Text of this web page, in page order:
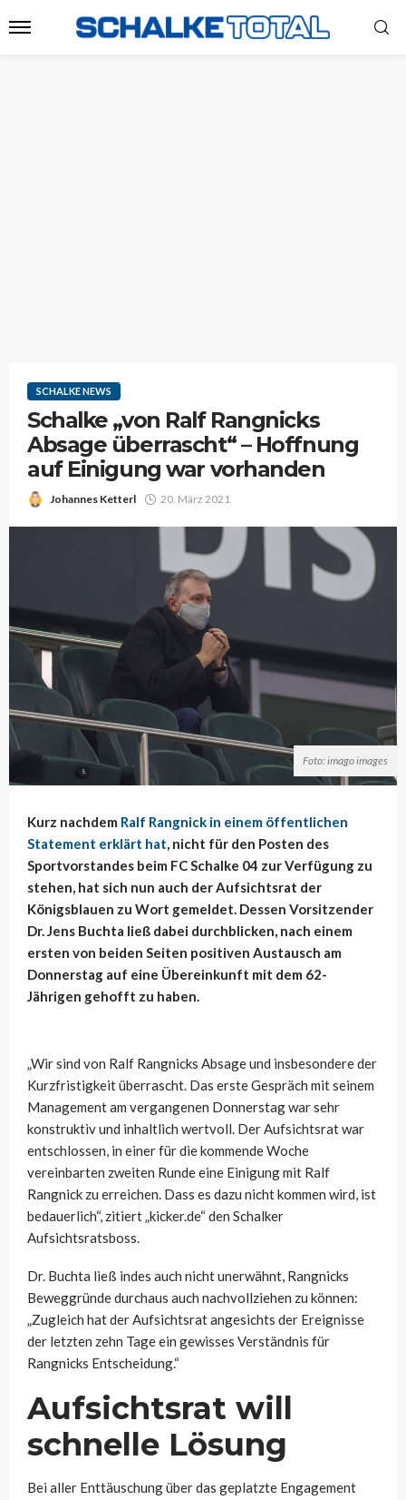
SCHALKE NEWS
Schalke „von Ralf Rangnicks
Absage überrascht“ – Hoffnung
auf Einigung war vorhanden
Johannes Ketterl 20. März 2021
Foto: imago images
Kurz nachdem Ralf Rangnick in einem öffentlichen
Statement erklärt hat, nicht für den Posten des
Sportvorstandes beim FC Schalke 04 zur Verfügung zu
stehen, hat sich nun auch der Aufsichtsrat der
Königsblauen zu Wort gemeldet. Dessen Vorsitzender
Dr. Jens Buchta ließ dabei durchblicken, nach einem
ersten von beiden Seiten positiven Austausch am
Donnerstag auf eine Übereinkunft mit dem 62-
Jährigen gehofft zu haben.
„Wir sind von Ralf Rangnicks Absage und insbesondere der
Kurzfristigkeit überrascht. Das erste Gespräch mit seinem
Management am vergangenen Donnerstag war sehr
konstruktiv und inhaltlich wertvoll. Der Aufsichtsrat war
entschlossen, in einer für die kommende Woche
vereinbarten zweiten Runde eine Einigung mit Ralf
Rangnick zu erreichen. Dass es dazu nicht kommen wird, ist
bedauerlich“, zitiert „kicker.de“ den Schalker
Aufsichtsratsboss.
Dr. Buchta ließ indes auch nicht unerwähnt, Rangnicks
Beweggründe durchaus auch nachvollziehen zu können:
„Zugleich hat der Aufsichtsrat angesichts der Ereignisse
der letzten zehn Tage ein gewisses Verständnis für
Rangnicks Entscheidung.“
Aufsichtsrat will
schnelle Lösung
Bei aller Enttäuschung über das geplatzte Engagement